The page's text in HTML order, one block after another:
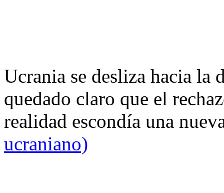
Ucrania se desliza hacia
quedado claro que el
realidad escondía una
ucraniano)